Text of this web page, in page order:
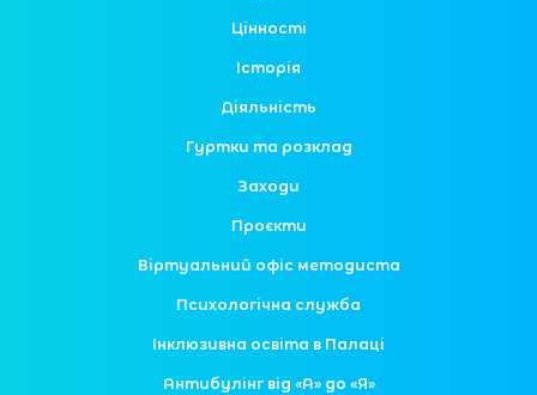
Цінності
Історія
Діяльність
Гуртки та розклад
Заходи
Проєкти
Віртуальний офіс методиста
Психологічна служба
Інклюзивна освіта в Палаці
Антибулінг від «А» до «Я»